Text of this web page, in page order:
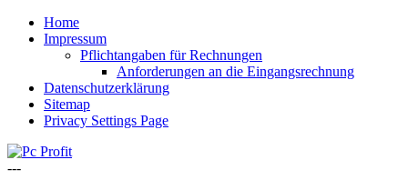
Home
Impressum
Pflichtangaben für Rechnungen
Anforderungen an die Eingangsrechnung
Datenschutzerklärung
Sitemap
Privacy Settings Page
---